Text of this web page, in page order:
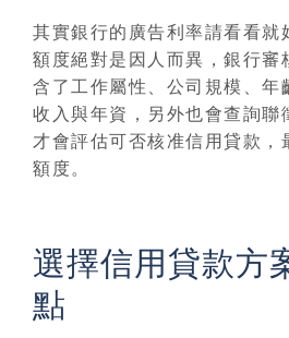
其實銀行的 廣告利率請看看就
額度絕對是因人而異，銀行審
含了工作屬性、公司規模、年
收入與年資，另外也會查詢聯
才會評估可否核准信用貸款，
額度。
選擇信用貸款方
點